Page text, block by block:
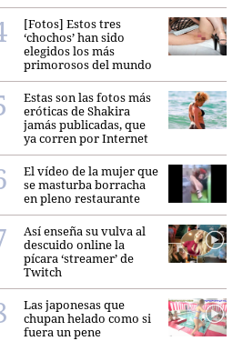
[Fotos] Estos tres
‘chochos’ han sido
elegidos los más
primorosos del mundo
Estas son las fotos más
eróticas de Shakira
jamás publicadas, que
ya corren por Internet
El vídeo de la mujer que
se masturba borracha
en pleno restaurante
Así enseña su vulva al
descuido online la
pícara ‘streamer’ de
Twitch
Las japonesas que
chupan helado como si
fuera un pene